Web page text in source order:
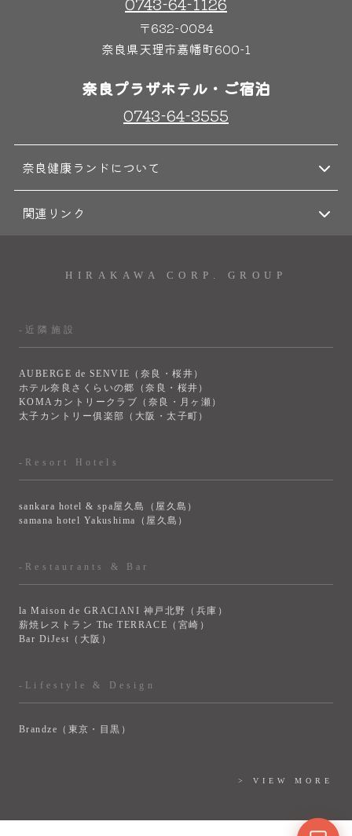
〒632-0084
奈良県天理市嘉幡町600-1
奈良プラザホテル・ご宿泊
0743-64-3555
奈良健康ランドについて
関連リンク
HIRAKAWA CORP. GROUP
-近隣施設
AUBERGE de SENVIE（奈良・桜井）
ホテル奈良さくらいの郷（奈良・桜井）
KOMAカントリークラブ（奈良・月ヶ瀬）
太子カントリー俱楽部（大阪・太子町）
-Resort Hotels
sankara hotel & spa屋久島（屋久島）
samana hotel Yakushima（屋久島）
-Restaurants & Bar
la Maison de GRACIANI 神戸北野（兵庫）
薪焼レストラン The TERRACE（宮崎）
Bar DiJest（大阪）
-Lifestyle & Design
Brandze（東京・目黒）
> VIEW MORE